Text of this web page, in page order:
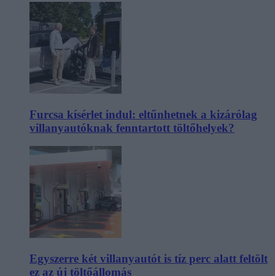
Furcsa kísérlet indul: eltűnhetnek a kizárólag
villanyautóknak fenntartott töltőhelyek?
Egyszerre két villanyautót is tíz perc alatt feltölt
ez az új töltőállomás